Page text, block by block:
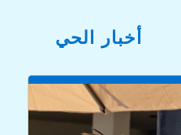
أخبار الحي